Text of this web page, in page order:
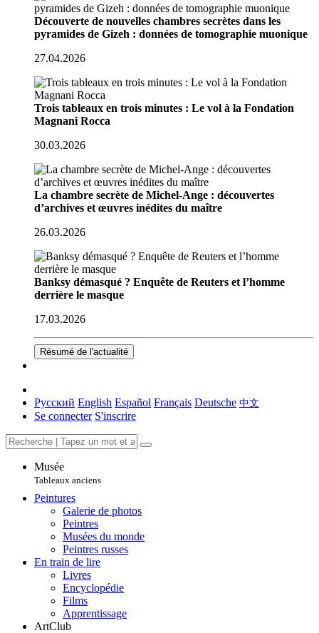
Découverte de nouvelles chambres secrètes dans les
pyramides de Gizeh : données de tomographie muonique
27.04.2026
Trois tableaux en trois minutes : Le vol à la Fondation
Magnani Rocca
30.03.2026
La chambre secrète de Michel-Ange : découvertes
d’archives et œuvres inédites du maître
26.03.2026
Banksy démasqué ? Enquête de Reuters et l’homme
derrière le masque
17.03.2026
Résumé de l'actualité
Русский English Español Français Deutsche 中文
Se connecter S'inscrire
Musée
Tableaux anciens
Peintures
Galerie de photos
Peintres
Musées du monde
Peintres russes
En train de lire
Livres
Encyclopédie
Films
Apprentissage
ArtClub